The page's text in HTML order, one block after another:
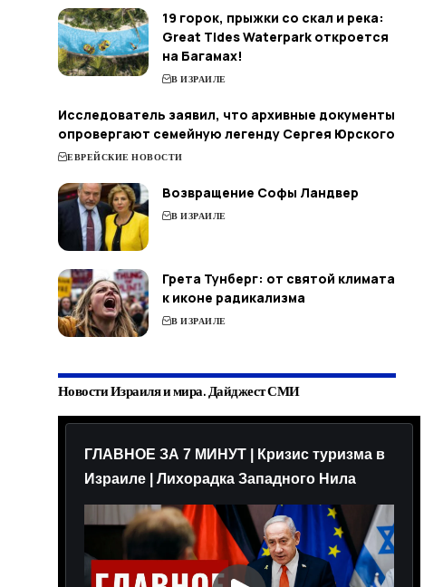
19 горок, прыжки со скал и река:
Great Tides Waterpark откроется
на Багамах!
В ИЗРАИЛЕ
Исследователь заявил, что архивные документы
опровергают семейную легенду Сергея Юрского
ЕВРЕЙСКИЕ НОВОСТИ
Возвращение Софы Ландвер
В ИЗРАИЛЕ
Грета Тунберг: от святой климата
к иконе радикализма
В ИЗРАИЛЕ
Новости Израиля и мира. Дайджест СМИ